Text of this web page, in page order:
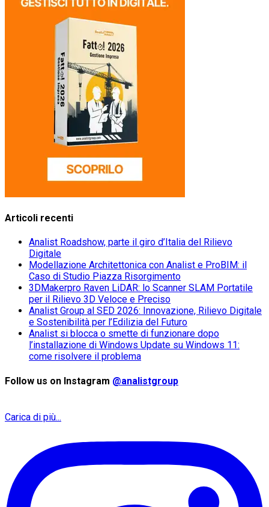
Articoli recenti
Analist Roadshow, parte il giro d’Italia del Rilievo
Digitale
Modellazione Architettonica con Analist e ProBIM: il
Caso di Studio Piazza Risorgimento
3DMakerpro Raven LiDAR: lo Scanner SLAM Portatile
per il Rilievo 3D Veloce e Preciso
Analist Group al SED 2026: Innovazione, Rilievo Digitale
e Sostenibilità per l’Edilizia del Futuro
Analist si blocca o smette di funzionare dopo
l’installazione di Windows Update su Windows 11:
come risolvere il problema
Follow us on Instagram @analistgroup
Carica di più...